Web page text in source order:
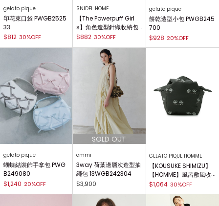
gelato pique
印花束口袋 PWGB2525
33
$812 30%OFF
SNIDEL HOME
【The Powerpuff Girl
s】角色造型針織收納包
SHGG251264
$882 30%OFF
gelato pique
餅乾造型小包 PWGB245
700
$928 20%OFF
gelato pique
蝴蝶結裝飾手拿包 PWG
B249080
$1,240 20%OFF
emmi
3way 荷葉邊層次造型抽
繩包 13WGB242304
$3,900
GELATO PIQUE HOMME
【KOUSUKE SHIMIZU】
【HOMME】風呂敷風收
納包 PHGB241976
$1,064 30%OFF